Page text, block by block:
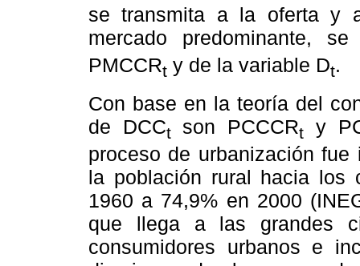
se transmita a la oferta y
mercado predominante,
PMCCRt y de la variable Dt.
Con base en la teoría del
de DCCtson PCCCRt
y
proceso de urbanización
la población rural hacia los
1960 a 74,9% en 2000
que llega a las grandes
consumidores urbanos e